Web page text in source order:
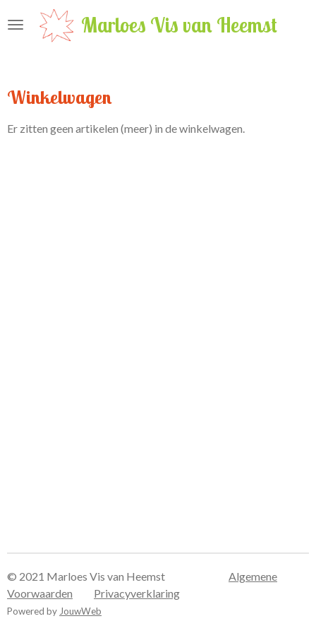
direct
Marloes Vis van Heemst
Winkelwagen
Er zitten geen artikelen (meer) in de winkelwagen.
© 2021 Marloes Vis van Heemst Algemene
Voorwaarden
Privacyverklaring
Powered by JouwWeb